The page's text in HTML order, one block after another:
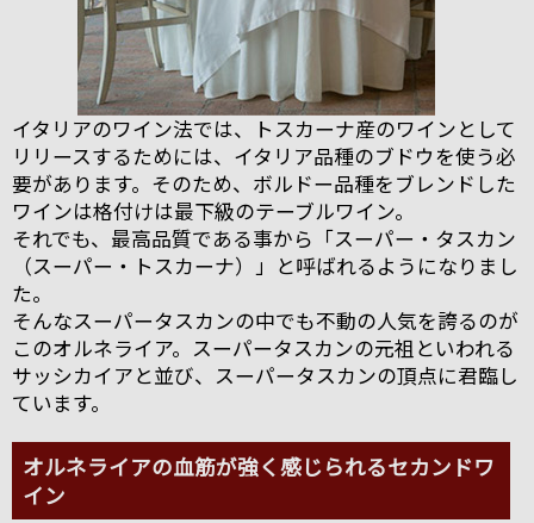
イタリアのワイン法では、トスカーナ産のワインとして
リリースするためには、イタリア品種のブドウを使う必
要があります。そのため、ボルドー品種をブレンドした
ワインは格付けは最下級のテーブルワイン。
それでも、最高品質である事から「スーパー・タスカン
（スーパー・トスカーナ）」と呼ばれるようになりまし
た。
そんなスーパータスカンの中でも不動の人気を誇るのが
このオルネライア。スーパータスカンの元祖といわれる
サッシカイアと並び、スーパータスカンの頂点に君臨し
ています。
オルネライアの血筋が強く感じられるセカンドワ
イン